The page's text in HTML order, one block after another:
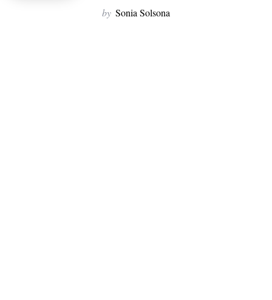
by Sonia Solsona